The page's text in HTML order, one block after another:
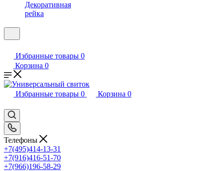
Декоративная
рейка
Избранные товары 0
Корзина 0
Избранные товары 0 Корзина 0
Телефоны
+7(495)414-13-31
+7(916)416-51-70
+7(966)196-58-29